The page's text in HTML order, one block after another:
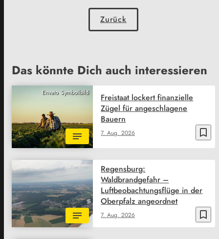
Zurück
Das könnte Dich auch interessieren
Envato Symbolbild
bookmark_border
7. Aug. 2026
Freistaat lockert finanzielle
Zügel für angeschlagene
Bauern
bookmark_border
7. Aug. 2026
Regensburg:
Waldbrandgefahr –
Luftbeobachtungsflüge in der
Oberpfalz angeordnet